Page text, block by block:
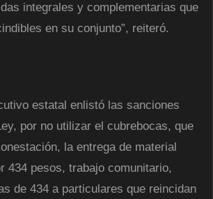
integrales y complementarias que
en su conjunto”, reiteró.
estatal enlistó las sanciones
por no utilizar el cubrebocas, que
la entrega de material
434 pesos, trabajo comunitario,
de 434 a particulares que reincidan